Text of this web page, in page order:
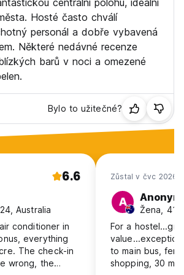
centrální polohu, ideální
Hosté často chválí
personál a dobře vybavená
Některé nedávné recenze
barů v noci a omezené
Bylo to užitečné?
6.6
Australia
conditioner in
everything
in
wrong, the
Zůstal v čvc 2026
A
Žena,
For a
to main bus,
shopping, 30